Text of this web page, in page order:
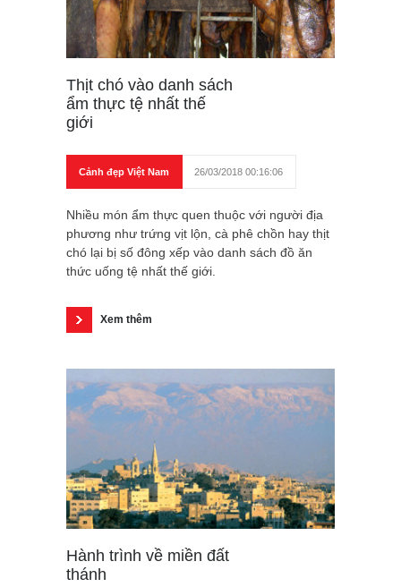
Thịt chó vào danh sách
ẩm thực tệ nhất thế
giới
Cảnh đẹp Việt Nam 26/03/2018 00:16:06
Nhiều món ẩm thực quen thuộc với người địa
phương như trứng vịt lộn, cà phê chồn hay thịt
chó lại bị số đông xếp vào danh sách đồ ăn
thức uống tệ nhất thế giới.
Xem thêm
Hành trình về miền đất
thánh